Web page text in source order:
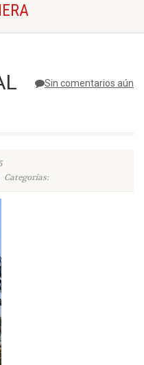
Sin comentarios aún
Categorías: